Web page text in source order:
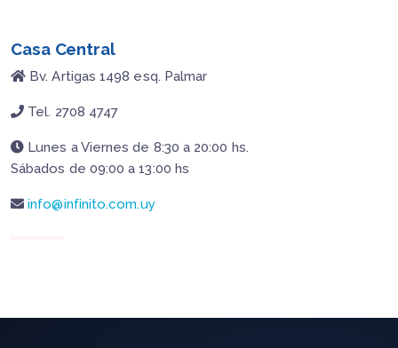
Casa Central
Bv. Artigas 1498 esq. Palmar
Tel. 2708 4747
Lunes a Viernes de 8:30 a 20:00 hs.
Sábados de 09:00 a 13:00 hs
info@infinito.com.uy